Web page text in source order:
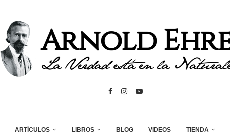
ARTÍCULOS LIBROS BLOG VIDEOS TIENDA